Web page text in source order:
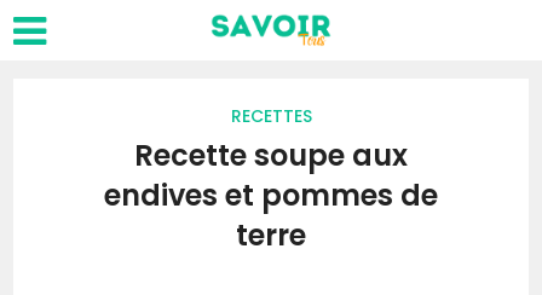
RECETTES
Recette soupe aux
endives et pommes de
terre